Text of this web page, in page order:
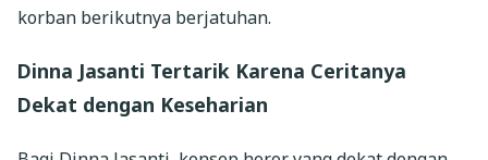
korban berikutnya berjatuhan.
Dinna Jasanti Tertarik Karena Ceritanya
Dekat dengan Keseharian